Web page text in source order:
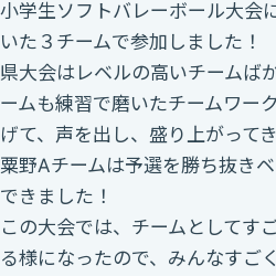
小学生ソフトバレーボール大会
いた３チームで参加しました！
県大会はレベルの高いチームば
ームも練習で磨いたチームワー
げて、声を出し、盛り上がって
粟野Aチームは予選を勝ち抜き
できました！
この大会では、チームとしてす
る様になったので、みんなすご